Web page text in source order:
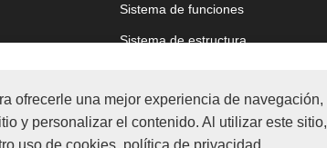
Sistema de funciones
Sistema de estructura
ofrecerle una mejor experiencia de navegación,
y personalizar el contenido. Al utilizar este sitio,
uso de cookies. política de privacidad